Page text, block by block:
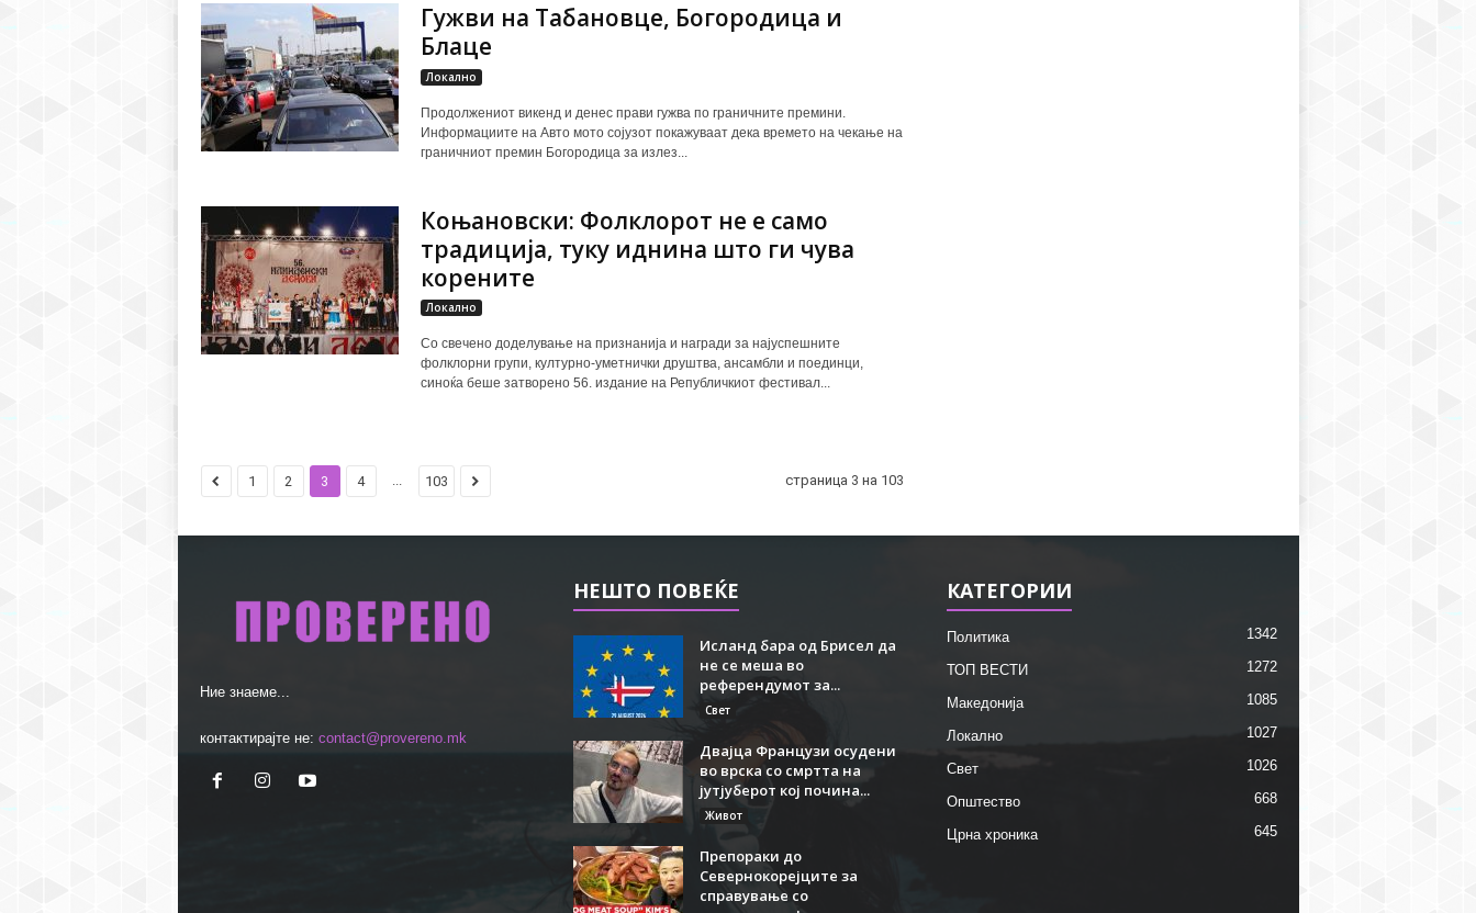
Гужви на Табановце, Богородица и
Блаце
Локално
Продолжениот викенд и денес прави гужва по граничните премини.
Информациите на Авто мото сојузот покажуваат дека времето на чекање на
граничниот премин Богородица за излез...
Коњановски: Фолклорот не е само
традиција, туку иднина што ги чува
корените
Локално
Со свечено доделување на признанија и награди за најуспешните
фолклорни групи, културно-уметнички друштва, ансамбли и поединци,
синоќа беше затворено 56. издание на Републичкиот фестивал...
1 2 3 4 ... 103 страница 3 на 103
Ние знаеме...
контактирајте не: contact@provereno.mk
НЕШТО ПОВЕЌЕ
Исланд бара од Брисел да
не се меша во
референдумот за...
Свет
Двајца Французи осудени
во врска со смртта на
јутјуберот кој почина...
Живот
Препораки до
Севернокорејците за
справување со
КАТЕГОРИИ
Политика 1342
ТОП ВЕСТИ 1272
Македонија 1085
Локално 1027
Свет 1026
Општество 668
Црна хроника 645